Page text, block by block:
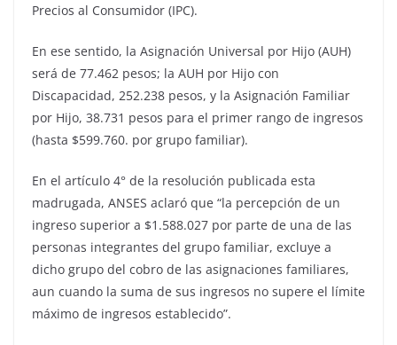
Precios al Consumidor (IPC).
En ese sentido, la Asignación Universal por Hijo (AUH)
será de 77.462 pesos; la AUH por Hijo con
Discapacidad, 252.238 pesos, y la Asignación Familiar
por Hijo, 38.731 pesos para el primer rango de ingresos
(hasta $599.760. por grupo familiar).
En el artículo 4° de la resolución publicada esta
madrugada, ANSES aclaró que “la percepción de un
ingreso superior a $1.588.027 por parte de una de las
personas integrantes del grupo familiar, excluye a
dicho grupo del cobro de las asignaciones familiares,
aun cuando la suma de sus ingresos no supere el límite
máximo de ingresos establecido”.